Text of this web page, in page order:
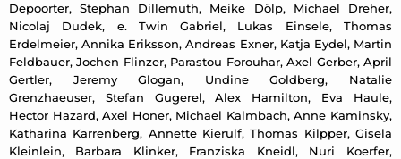
Depoorter, Stephan Dillemuth, Meike Dölp, Michael Dreher,
Nicolaj Dudek, e. Twin Gabriel, Lukas Einsele, Thomas
Erdelmeier, Annika Eriksson, Andreas Exner, Katja Eydel, Martin
Feldbauer, Jochen Flinzer, Parastou Forouhar, Axel Gerber, April
Gertler, Jeremy Glogan, Undine Goldberg, Natalie
Grenzhaeuser, Stefan Gugerel, Alex Hamilton, Eva Haule,
Hector Hazard, Axel Honer, Michael Kalmbach, Anne Kaminsky,
Katharina Karrenberg, Annette Kierulf, Thomas Kilpper, Gisela
Kleinlein, Barbara Klinker, Franziska Kneidl, Nuri Koerfer,